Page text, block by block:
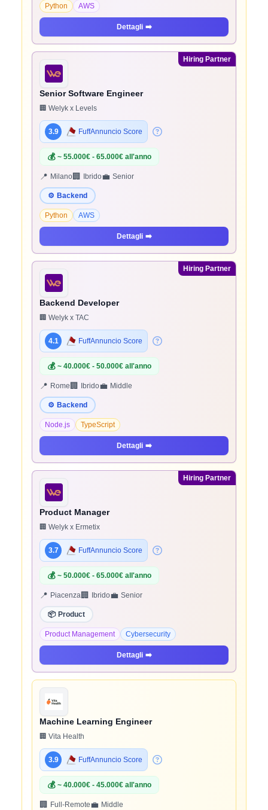
Python AWS
Dettagli ➡️
Hiring Partner
Senior Software Engineer
🏢 Welyk x Levels
3.9 FuffAnnuncio Score
💰 ~ 55.000€ - 65.000€ all'anno
📍 Milano🏢 Ibrido💼 Senior
⚙️ Backend
Python AWS
Dettagli ➡️
Hiring Partner
Backend Developer
🏢 Welyk x TAC
4.1 FuffAnnuncio Score
💰 ~ 40.000€ - 50.000€ all'anno
📍 Rome 🏢 Ibrido💼 Middle
⚙️ Backend
Node.js TypeScript
Dettagli ➡️
Hiring Partner
Product Manager
🏢 Welyk x Ermetix
3.7 FuffAnnuncio Score
💰 ~ 50.000€ - 65.000€ all'anno
📍 Piacenza🏢 Ibrido💼 Senior
📦 Product
Product Management Cybersecurity
Dettagli ➡️
Machine Learning Engineer
🏢 Vita Health
3.9 FuffAnnuncio Score
💰 ~ 40.000€ - 45.000€ all'anno
🏢 Full-Remote💼 Middle